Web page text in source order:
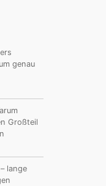
genau
Großteil
lange